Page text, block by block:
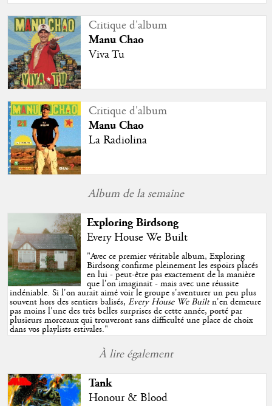
Critique d'album
Manu Chao
Viva Tu
Critique d'album
Manu Chao
La Radiolina
Album de la semaine
Exploring Birdsong
Every House We Built
"Avec ce premier véritable album, Exploring
Birdsong confirme pleinement les espoirs placés
en lui - peut-être pas exactement de la manière
que l'on imaginait - mais avec une réussite
indéniable. Si l'on aurait aimé voir le groupe s'aventurer un peu plus
souvent hors des sentiers balisés,Every House We Builtn'en demeure
pas moins l'une des très belles surprises de cette année, porté par
plusieurs morceaux qui trouveront sans difficulté une place de choix
dans vos playlists estivales."
À lire également
Tank
Honour & Blood